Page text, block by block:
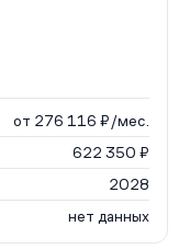
от 276 116 ₽/мес.
622 350 ₽
2028
нет данных